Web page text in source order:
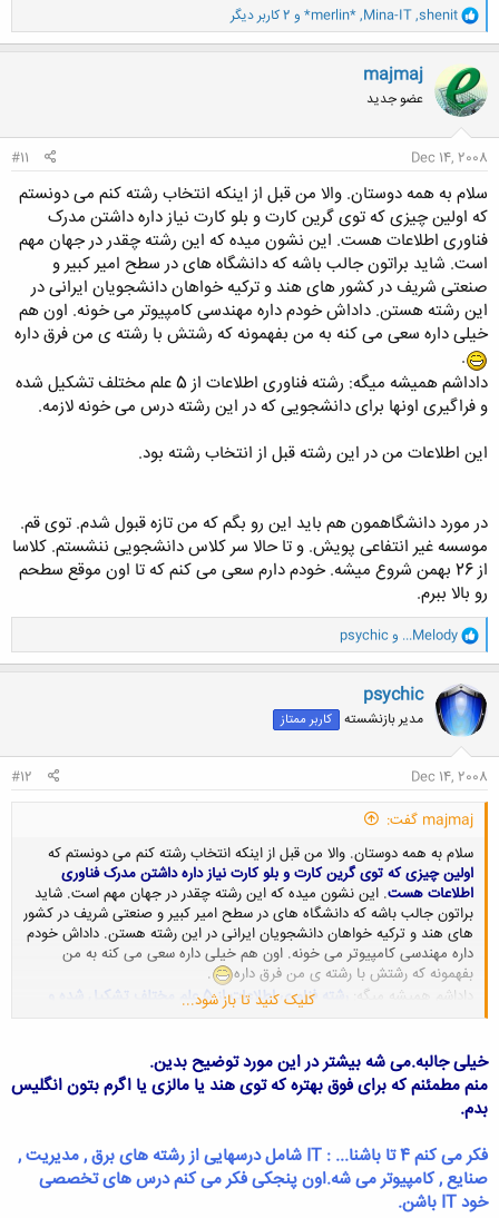
و
ا
ک
ن
ش
ه
ا
shenit
,
Mina-IT
,
*merlin* و 2 کاربر دیگر
majmaj
عضو جدید
Dec 14, 2008
#11
سلام به همه دوستان. والا من قبل از اینکه انتخاب رشته کنم می دونستم
که اولین چیزی که توی گرین کارت و بلو کارت نیاز داره داشتن مدرک
فناوری اطلاعات هست. این نشون میده که این رشته چقدر در جهان مهم
است. شاید براتون جالب باشه که دانشگاه های در سطح امیر کبیر و
صنعتی شریف در کشور های هند و ترکیه خواهان دانشجویان ایرانی در
این رشته هستن. داداش خودم داره مهندسی کامپیوتر می خونه. اون هم
خیلی داره سعی می کنه به من بفهمونه که رشتش با رشته ی من فرق داره
.
داداشم همیشه میگه: رشته فناوری اطلاعات از 5 علم مختلف تشکیل شده
و فراگیری اونها برای دانشجویی که در این رشته درس می خونه لازمه.
این اطلاعات من در این رشته قبل از انتخاب رشته بود.
در مورد دانشگاهمون هم باید این رو بگم که من تازه قبول شدم. توی قم.
موسسه غیر انتفاعی پویش. و تا حالا سر کلاس دانشجویی ننشستم. کلاسا
از 26 بهمن شروع میشه. خودم دارم سعی می کنم که تا اون موقع سطحم
رو بالا ببرم.
و
ا
ک
ن
ش
ه
ا
...Melody و psychic
psychic
مدیر بازنشسته کاربر ممتاز
Dec 14, 2008
#12
majmaj گفت:
سلام به همه دوستان. والا من قبل از اینکه انتخاب رشته کنم می دونستم که
اولین چیزی که توی گرین کارت و بلو کارت نیاز داره داشتن مدرک فناوری
اطلاعات هست. این نشون میده که این رشته چقدر در جهان مهم است. شاید
براتون جالب باشه که دانشگاه های در سطح امیر کبیر و صنعتی شریف در کشور
های هند و ترکیه خواهان دانشجویان ایرانی در این رشته هستن. داداش خودم
داره مهندسی کامپیوتر می خونه. اون هم خیلی داره سعی می کنه به من
بفهمونه که رشتش با رشته ی من فرق داره
.
داداشم همیشه میگه:
رشته فناوری اطلاعات از 5 علم مختلف تشکیل شده و
فراگیری اونها برای دانشجویی که در این رشته درس می خونه لازمه.
این اطلاعات من در این رشته قبل از انتخاب رشته بود.
در مورد دانشگاهمون هم باید این رو بگم که من تازه قبول شدم. توی قم.
26 بهمن شروع میشه. خودم دارم سعی می کنم که تا اون موقع سطحم رو بالا
ببرم.
کلیک کنید تا باز شود...
خیلی جالبه.می شه بیشتر در این مورد توضیح بدین.
منم مطمئنم که برای فوق بهتره که توی هند یا مالزی یا اگرم بتون انگلیس
بدم.
فکر می کنم 4 تا باشنا... : IT شامل درسهایی از رشته های برق , مدیریت ,
صنایع , کامپیوتر می شه.اون پنجکی فکر می کنم درس های تخصصی
خود IT باشن.